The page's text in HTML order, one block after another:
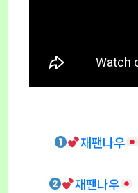
재팬나우
재팬나우